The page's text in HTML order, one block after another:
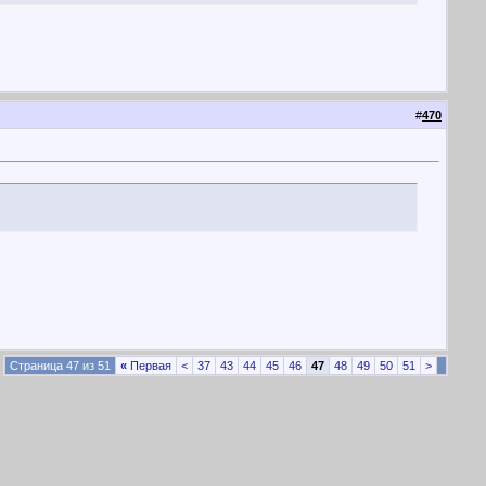
#470
Страница 47 из 51 « Первая < 37 43 44 45 46 47 48 49 50 51 >